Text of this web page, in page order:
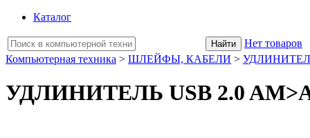
Каталог
Нет товаров
Компьютерная техника > ШЛЕЙФЫ, КАБЕЛИ >
УДЛИНИТЕЛЬ USB 2.0